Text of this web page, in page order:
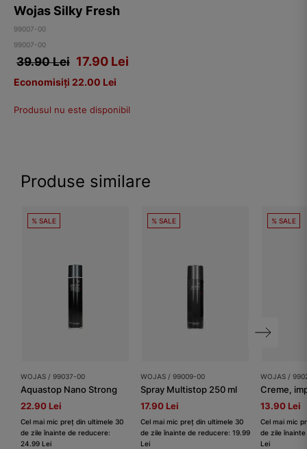
Wojas Silky Fresh
99007-00
99007-00
39.90 Lei 17.90 Lei
Economisiți 22.00 Lei
Produsul nu este disponibil
Produse similare
% SALE
WOJAS / 99037-00
Aquastop Nano Strong
22.90 Lei
Cel mai mic preț din ultimele 30
de zile înainte de reducere:
24.99 Lei
% SALE
WOJAS / 99009-00
Spray Multistop 250 ml
17.90 Lei
Cel mai mic preț din ultimele 30
de zile înainte de reducere: 19.99
Lei
% SALE
WOJAS /
Creme,
13.90 Lei
Cel mai mic
de zile
Lei